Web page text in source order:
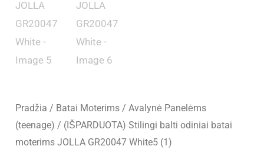
Pradžia / Batai Moterims /Avalynė Panelėms
(teenage) / (IŠPARDUOTA) Stilingi balti odiniai batai
moterims JOLLA GR20047 White5 (1)